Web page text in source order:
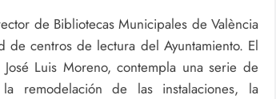
de Bibliotecas Municipales de València
centros de lectura del Ayuntamiento. El
Luis Moreno, contempla una serie de
remodelación de las instalaciones, la